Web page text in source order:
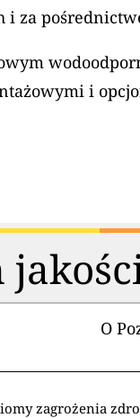
i za
i
O
zagrożenia